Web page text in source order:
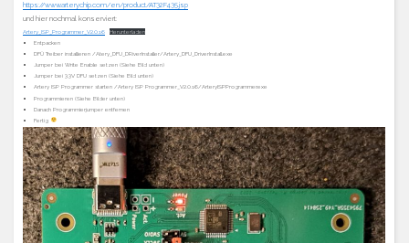
https://www.arterychip.com/en/product/AT32F435.jsp
und hier nochmal konserviert:
Artery_ISP_Programmer_V2.0.16
Herunterladen
Entpacken
DFÜ Treiber installieren /Atery_DFU_DRiverInstaller/Artery_DFU_DriverInstall.exe
Jumper bei Write Enable setzen (Siehe Bild unten)
Jumper bei 3.3V DFU setzen (Siehe Bild unten)
Artery ISP Programmer starten /Artery ISP Programmer_V2.0.16/ArteryISPProgrammer.exe
Programmieren (Siehe Bilder unten)
Danach Programmierjumper entfernen
Fertig